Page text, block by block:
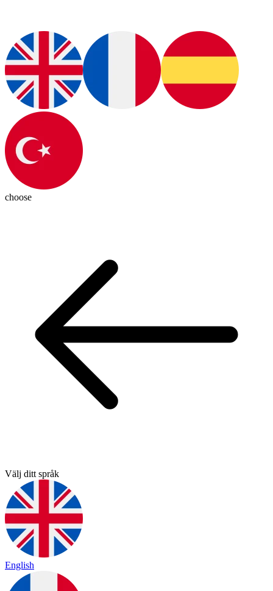
choose
Välj ditt språk
English